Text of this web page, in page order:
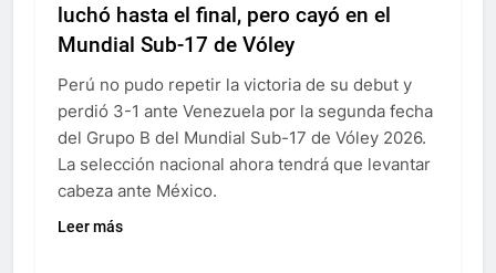
luchó hasta el final, pero cayó en el
Mundial Sub-17 de Vóley
Perú no pudo repetir la victoria de su debut y
perdió 3-1 ante Venezuela por la segunda fecha
del Grupo B del Mundial Sub-17 de Vóley 2026.
La selección nacional ahora tendrá que levantar
cabeza ante México.
Leer más